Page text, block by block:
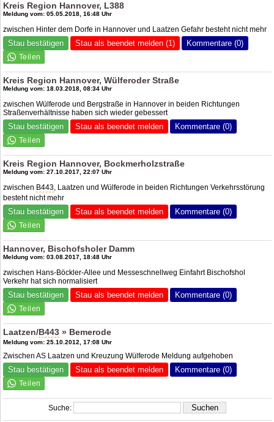
Kreis Region Hannover, L388
Meldung vom: 05.05.2018, 16:48 Uhr
zwischen Hinter dem Dorfe in Hannover und Laatzen Gefahr besteht nicht mehr
Stau bestätigen Stau als beendet melden (1) Kommentare (0)
Kreis Region Hannover, Wülferoder Straße
Meldung vom: 18.03.2018, 08:34 Uhr
zwischen Wülferode und Bergstraße in Hannover in beiden Richtungen
Straßenverhältnisse haben sich wieder gebessert
Stau bestätigen Stau als beendet melden Kommentare (0)
Kreis Region Hannover, Bockmerholzstraße
Meldung vom: 27.10.2017, 22:07 Uhr
zwischen B443, Laatzen und Wülferode in beiden Richtungen Verkehrsstörung
besteht nicht mehr
Stau bestätigen Stau als beendet melden Kommentare (0)
Hannover, Bischofsholer Damm
Meldung vom: 03.08.2017, 18:48 Uhr
zwischen Hans-Böckler-Allee und Messeschnellweg Einfahrt Bischofshol
Verkehr hat sich normalisiert
Stau bestätigen Stau als beendet melden Kommentare (0)
Laatzen/B443 » Bemerode
Meldung vom: 25.10.2012, 17:08 Uhr
Zwischen AS Laatzen und Kreuzung Wülferode Meldung aufgehoben
Stau bestätigen Stau als beendet melden Kommentare (0)
Suche: